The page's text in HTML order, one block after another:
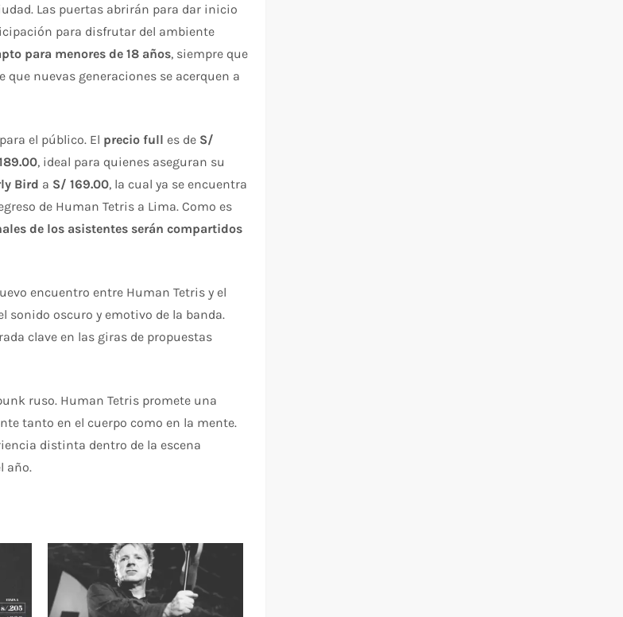
Las puertas abrirán para dar inicio
para disfrutar del ambiente
para menores de 18 años, siempre que
nuevas generaciones se acerquen a
el público. El precio full es de S/
, ideal para quienes aseguran su
Bird a S/ 169.00, la cual ya se encuentra
de Human Tetris a Lima. Como es
de los asistentes serán compartidos
encuentro entre Human Tetris y el
sonido oscuro y emotivo de la banda.
clave en las giras de propuestas
ruso. Human Tetris promete una
tanto en el cuerpo como en la mente.
distinta dentro de la escena
año.